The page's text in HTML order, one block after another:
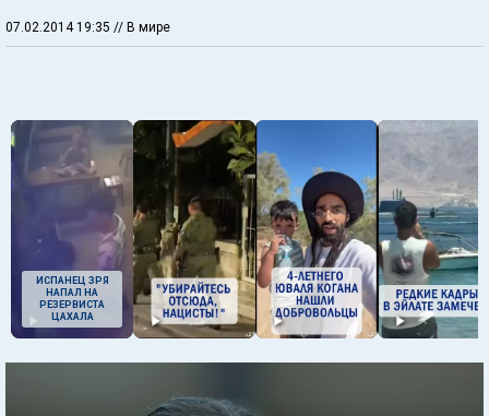
07.02.2014 19:35 // В мире
ИСПАНЕЦ ЗРЯ
НАПАЛ НА
РЕЗЕРВИСТА
ЦАХАЛА